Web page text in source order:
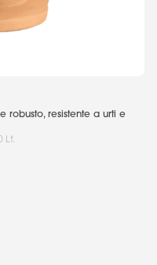
robusto, resistente a urti e
Lt.